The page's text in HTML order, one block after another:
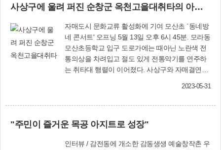
사상구에 울려 퍼진 순창군 옥천고을대취타의 아리랑
자매도시 문화교류 활성화에 기여 모산초 `동네방
네 콘서트' 오프닝 5월 13일 오후 6시 45분. 모라동
모산초등학교 입구 도로가에는 때아닌 노란색 전
통의상을 차려입고 절도 있게 전통악기를 연주하
는 취타대 행렬이 이어졌다. 사상구와 자매결연을
네방네콘서트 2탄'을 위해 한걸음에 달려온 `옥천
게 장식하며 주민들의 뜨거운 박수를 받았다. 평소
2023-05-31
"주민이 즐거운 목공 아지트로 성장"
인터뷰 / 감전동에 개소한 감동생생 예술창작촌 우